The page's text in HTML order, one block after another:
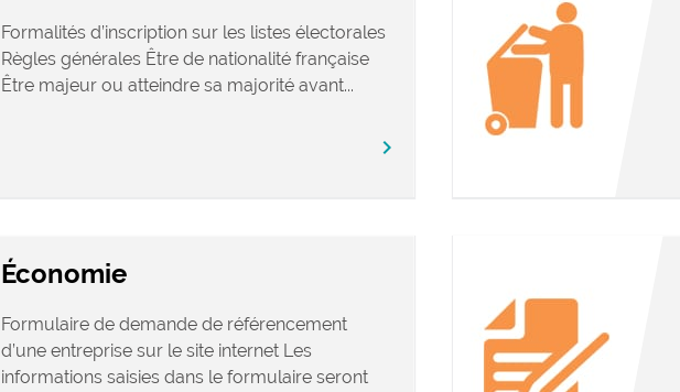
Formalités d’inscription sur les listes électorales
Règles générales Être de nationalité française
Être majeur ou atteindre sa majorité avant...
chevron_right
Économie
Formulaire de demande de référencement
d’une entreprise sur le site internet Les
informations saisies dans le formulaire seront